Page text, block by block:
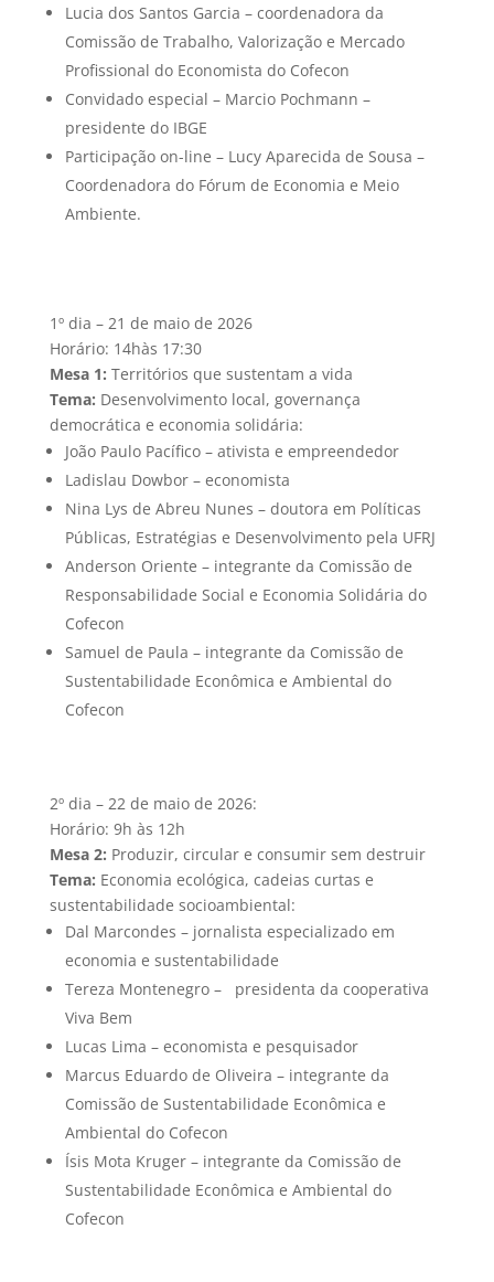
Lucia dos Santos Garcia – coordenadora da
Comissão de Trabalho, Valorização e Mercado
Profissional do Economista do Cofecon
Convidado especial – Marcio Pochmann –
presidente do IBGE
Participação on-line – Lucy Aparecida de Sousa –
Coordenadora do Fórum de Economia e Meio
Ambiente.
1º dia – 21 de maio de 2026
Horário: 14hàs 17:30
Mesa 1: Territórios que sustentam a vida
Tema: Desenvolvimento local, governança
democrática e economia solidária:
João Paulo Pacífico – ativista e empreendedor
Ladislau Dowbor – economista
Nina Lys de Abreu Nunes – doutora em Políticas
Públicas, Estratégias e Desenvolvimento pela UFRJ
Anderson Oriente – integrante da Comissão de
Responsabilidade Social e Economia Solidária do
Cofecon
Samuel de Paula – integrante da Comissão de
Sustentabilidade Econômica e Ambiental do
Cofecon
2º dia – 22 de maio de 2026:
Horário: 9h às 12h
Mesa 2: Produzir, circular e consumir sem destruir
Tema: Economia ecológica, cadeias curtas e
sustentabilidade socioambiental:
Dal Marcondes – jornalista especializado em
economia e sustentabilidade
Tereza Montenegro – presidenta da cooperativa
Viva Bem
Lucas Lima – economista e pesquisador
Marcus Eduardo de Oliveira – integrante da
Comissão de Sustentabilidade Econômica e
Ambiental do Cofecon
Ísis Mota Kruger – integrante da Comissão de
Sustentabilidade Econômica e Ambiental do
Cofecon